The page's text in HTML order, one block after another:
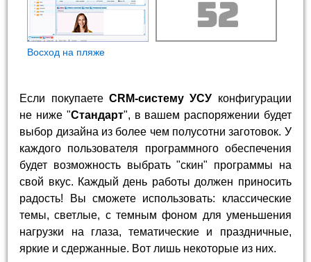
Восход на пляже
Если покупаете CRM-систему УСУ конфигурации
не ниже "Стандарт", в вашем распоряжении будет
выбор дизайна из более чем полусотни заготовок. У
каждого пользователя программного обеспечения
будет возможность выбрать "скин" программы на
свой вкус. Каждый день работы должен приносить
радость! Вы сможете использовать: классические
темы, светлые, с темным фоном для уменьшения
нагрузки на глаза, тематические и праздничные,
яркие и сдержанные. Вот лишь некоторые из них.